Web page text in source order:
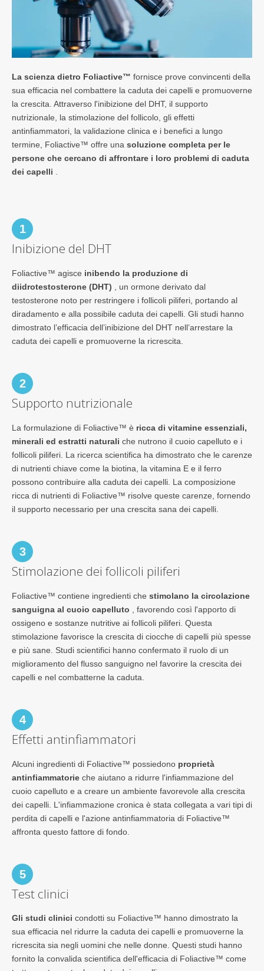
La scienza dietro Foliactive™ fornisce prove convincenti della
sua efficacia nel combattere la caduta dei capelli e promuoverne
la crescita. Attraverso l'inibizione del DHT, il supporto
nutrizionale, la stimolazione del follicolo, gli effetti
antinfiammatori, la validazione clinica e i benefici a lungo
termine, Foliactive™ offre una soluzione completa per le
persone che cercano di affrontare i loro problemi di caduta
dei capelli
1
Inibizione del DHT
Foliactive™ agisce inibendo la produzione di
diidrotestosterone (DHT) , un ormone derivato dal
testosterone noto per restringere i follicoli piliferi, portando al
diradamento e alla possibile caduta dei capelli. Gli studi hanno
dimostrato l’efficacia dell’inibizione del DHT nell’arrestare la
caduta dei capelli e promuoverne la ricrescita.
2
Supporto nutrizionale
La formulazione di Foliactive™ è ricca di vitamine essenziali,
minerali ed estratti naturali che nutrono il cuoio capelluto e i
follicoli piliferi. La ricerca scientifica ha dimostrato che le carenze
di nutrienti chiave come la biotina, la vitamina E e il ferro
possono contribuire alla caduta dei capelli. La composizione
ricca di nutrienti di Foliactive™ risolve queste carenze, fornendo
il supporto necessario per una crescita sana dei capelli.
3
Stimolazione dei follicoli piliferi
Foliactive™ contiene ingredienti che stimolano la circolazione
sanguigna al cuoio capelluto , favorendo così l'apporto di
ossigeno e sostanze nutritive ai follicoli piliferi. Questa
stimolazione favorisce la crescita di ciocche di capelli più spesse
e più sane. Studi scientifici hanno confermato il ruolo di un
miglioramento del flusso sanguigno nel favorire la crescita dei
capelli e nel combatterne la caduta.
4
Effetti antinfiammatori
Alcuni ingredienti di Foliactive™ possiedono proprietà
antinfiammatorie che aiutano a ridurre l'infiammazione del
cuoio capelluto e a creare un ambiente favorevole alla crescita
dei capelli. L'infiammazione cronica è stata collegata a vari tipi di
perdita di capelli e l'azione antinfiammatoria di Foliactive™
affronta questo fattore di fondo.
5
Test clinici
Gli studi clinici condotti su Foliactive™ hanno dimostrato la
sua efficacia nel ridurre la caduta dei capelli e promuoverne la
ricrescita sia negli uomini che nelle donne. Questi studi hanno
fornito la convalida scientifica dell'efficacia di Foliactive™ come